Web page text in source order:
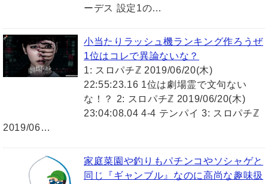
ーデス 設定1の…
小当たりラッシュ機ランキング作ろうぜ
1位はコレで異論ないな？
1: スロパチℤ 2019/06/20(木)
22:55:23.16 1位は劇場霊で文句ない
な！？ 2: スロパチℤ 2019/06/20(木)
23:04:08.04 4-4 テンパイ 3: スロパチℤ
2019/06…
家庭菜園や釣りもパチンコやソシャゲと
同じ『ギャンブル』なのに高尚な趣味扱